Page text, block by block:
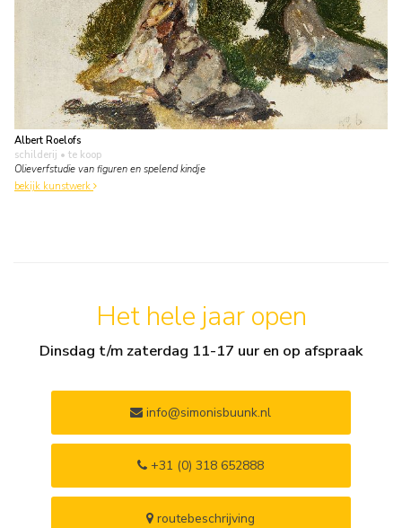
Albert Roelofs
schilderij • te koop
Olieverfstudie van figuren en spelend kindje
bekijk kunstwerk
Het hele jaar open
Dinsdag t/m zaterdag 11-17 uur en op afspraak
info@simonisbuunk.nl
+31 (0) 318 652888
routebeschrijving